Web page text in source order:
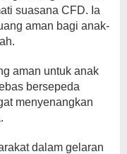
suasana CFD. Ia
aman bagi anak-
aman untuk anak
bersepeda
menyenangkan
dalam gelaran